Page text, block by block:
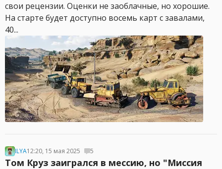
свои рецензии. Оценки не заоблачные, но хорошие.
На старте будет доступно восемь карт с завалами,
40...
ILYA12:20, 15 мая 2025 5
Том Круз заигрался в мессию, но "Миссия